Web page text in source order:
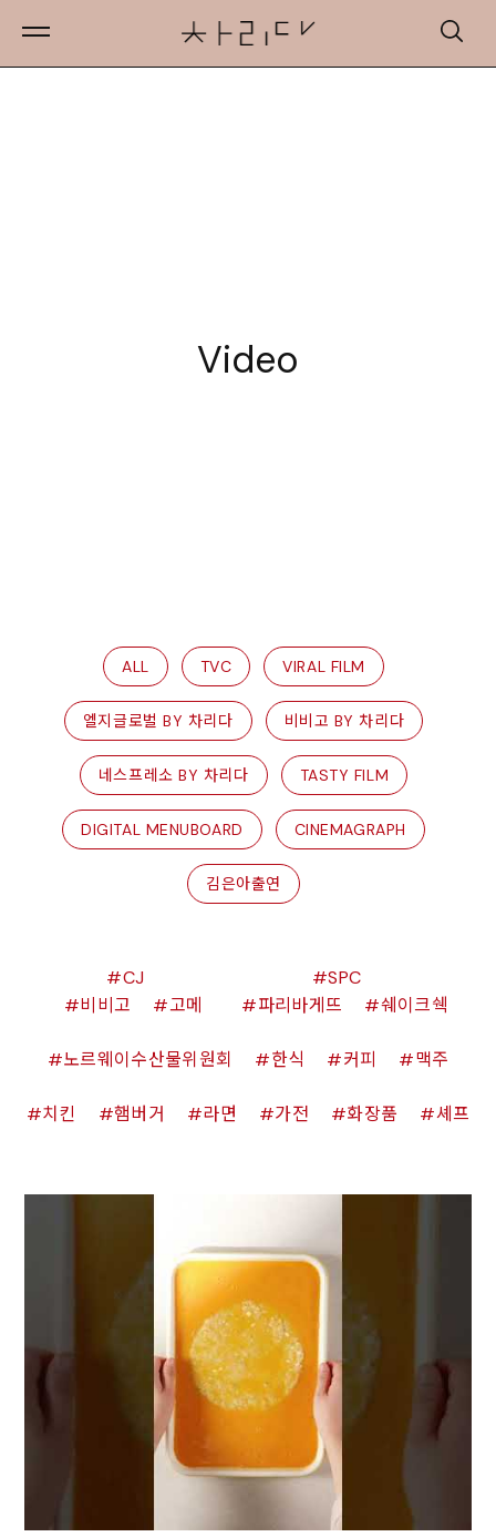
ALL TVC VIRAL FILM
엘지글로벌 BY 차리다 비비고 BY 차리다
네스프레소 BY 차리다 TASTY FILM
DIGITAL MENUBOARD CINEMAGRAPH
김은아출연
CJ
비비고
고메
SPC
파리바게뜨
쉐이크쉑
노르웨이수산물위원회 한식 커피 맥주
치킨 햄버거 라면 가전 화장품 셰프